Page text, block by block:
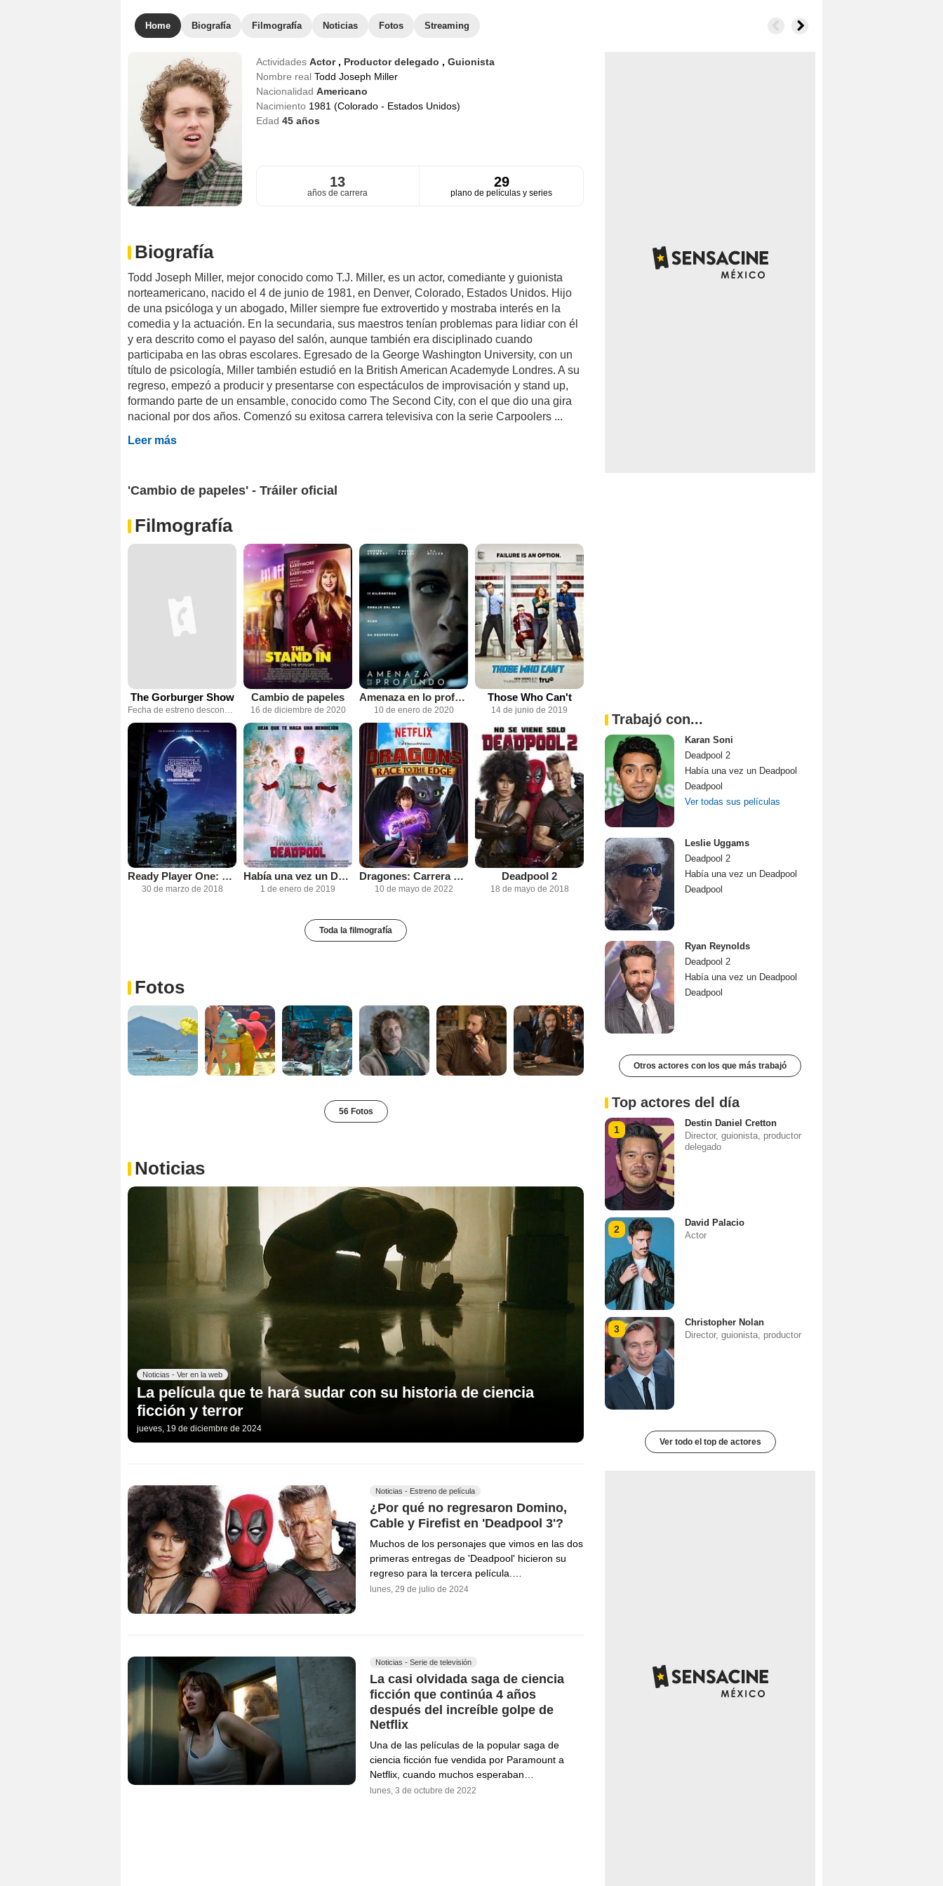
Home Biografía Filmografía Noticias Fotos Streaming
Actividades Actor , Productor delegado , Guionista
Nombre real Todd Joseph Miller
Nacionalidad Americano
Nacimiento 1981 (Colorado - Estados Unidos)
Edad 45años
13
años de carrera
29
plano de películas y series
Biografía
Todd Joseph Miller, mejor conocido como T.J. Miller, es un actor, comediante y guionista
norteamericano, nacido el 4 de junio de 1981, en Denver, Colorado, Estados Unidos. Hijo
de una psicóloga y un abogado, Miller siempre fue extrovertido y mostraba interés en la
comedia y la actuación. En la secundaria, sus maestros tenían problemas para lidiar con él
y era descrito como el payaso del salón, aunque también era disciplinado cuando
participaba en las obras escolares. Egresado de la George Washington University, con un
título de psicología, Miller también estudió en la British American Academyde Londres. A su
regreso, empezó a producir y presentarse con espectáculos de improvisación y stand up,
formando parte de un ensamble, conocido como The Second City, con el que dio una gira
nacional por dos años. Comenzó su exitosa carrera televisiva con la serie Carpoolers ...
Leer más
'Cambio de papeles' - Tráiler oficial
Filmografía
The Gorburger Show
Fecha de estreno desconocida
Cambio de papeles
16 de diciembre de 2020
Amenaza en lo profundo
10 de enero de 2020
Those Who Can't
14 de junio de 2019
Ready Player One: Comienza el juego
30 de marzo de 2018
Había una vez un Deadpool
1 de enero de 2019
Dragones: Carrera al borde
10 de mayo de 2022
Deadpool 2
18 de mayo de 2018
Toda la filmografía
Fotos
56 Fotos
Noticias
Noticias - Ver en la web
La película que te hará sudar con su historia de ciencia
ficción y terror
jueves, 19 de diciembre de 2024
Noticias - Estreno de película
¿Por qué no regresaron Domino,
Cable y Firefist en 'Deadpool 3'?
Muchos de los personajes que vimos en las dos
primeras entregas de 'Deadpool' hicieron su
regreso para la tercera película.…
lunes, 29 de julio de 2024
Noticias - Serie de televisión
La casi olvidada saga de ciencia
ficción que continúa 4 años
después del increíble golpe de
Netflix
Una de las películas de la popular saga de
ciencia ficción fue vendida por Paramount a
Netflix, cuando muchos esperaban…
lunes, 3 de octubre de 2022
Trabajó con...
Karan Soni
Deadpool 2
Había una vez un Deadpool
Deadpool
Ver todas sus películas
Leslie Uggams
Deadpool 2
Había una vez un Deadpool
Deadpool
Ryan Reynolds
Deadpool 2
Había una vez un Deadpool
Deadpool
Otros actores con los que más trabajó
Top actores del día
1
Destin Daniel Cretton
Director, guionista, productor
delegado
2
David Palacio
Actor
3
Christopher Nolan
Director, guionista, productor
Ver todo el top de actores